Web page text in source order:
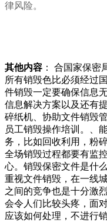
律风险。
其他内容 ： 合国家保密
所有销毁色比必须经过
件销毁一定要确保信息
信息解决方案以及还有
碎纸机、协助文件销毁
员工销毁操作培训。、
务，比如回收利用，粉
全场销毁过程都要有监
心。销毁保密文件是什
重视文件销毁，在一线
之间的竞争也是十分激
会令人们比较头疼，面
应该如何处理，不进行